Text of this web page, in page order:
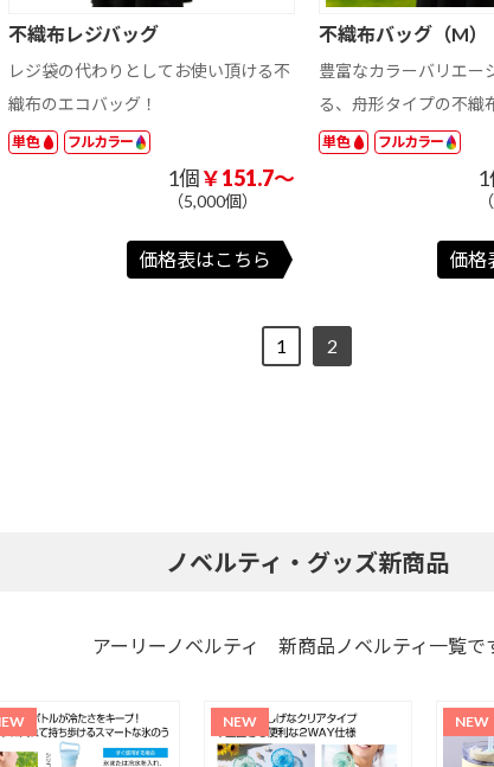
不織布レジバッグ
レジ袋の代わりとしてお使い頂ける不
織布のエコバッグ！
単色 フルカラー
1個￥151.7～
（5,000個）
価格表はこちら
不織布バッグ（M）
豊富なカラーバリエー
る、舟形タイプの不織
単色 フルカラー
価格
1 2
ノベルティ・グッズ新商品
アーリーノベルティ 新商品ノベルティ一覧で